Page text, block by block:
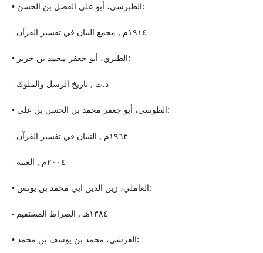
• الطبرسي، أبو علي الفضل بن الحسن:
- ١٩١٤م , مجمع البیان في تفسیر القرآن
• الطبري، أبو جعفر محمد بن جریر:
- د.ت , تاریخ الرسل والملوك
• الطوسي، أبو جعفر محمد بن الحسن بن علي:
- ١٩٦٣م , التبیان في تفسیر القرآن
- ٢٠٠٤م , الغیبة
• العاملي، زین الدین ابي محمد بن یونس:
- ١٣٨٤هـ , الصراط المستقیم
• القرشي، محمد بن یوسف بن محمد: